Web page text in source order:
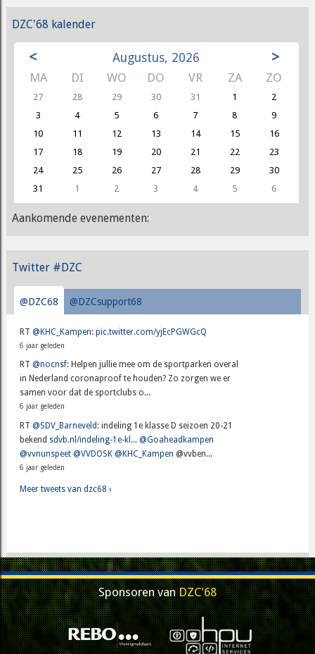
DZC'68 kalender
< Augustus, 2026 >
MA DI WO DO VR ZA ZO
27 28 29 30 31 1
2
3
4 5 6 7 8
9
10
11 12 13 14 15
16
17
18 19 20 21 22
23
24
25 26 27 28 29
30
31
1 2 3 4 5 6
Aankomende evenementen:
Twitter #DZC
@DZC68 @DZCsupport68
RT@KHC_Kampen:pic.twitter.com/yjEcPGWGcQ
6 jaar geleden
RT@nocnsf: Helpen jullie mee om de sportparken overal
in Nederland coronaproof te houden? Zo zorgen we er
samen voor dat de sportclubs o...
6 jaar geleden
RT@SDV_Barneveld : indeling 1e klasse D seizoen 20-21
bekend sdvb.nl/indeling-1e-kl... @Goaheadkampen
@vvnunspeet @VVDOSK @KHC_Kampen @vvben...
6 jaar geleden
Meer tweets van dzc68 ›
Sponsoren vanDZC'68